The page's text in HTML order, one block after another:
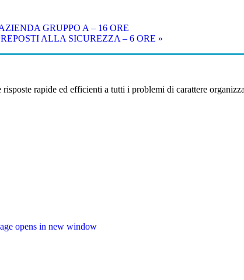
GRUPPO A – 16 ORE
ALLA SICUREZZA – 6 ORE »
rapide ed efficienti a tutti i problemi di carattere
opens in new window